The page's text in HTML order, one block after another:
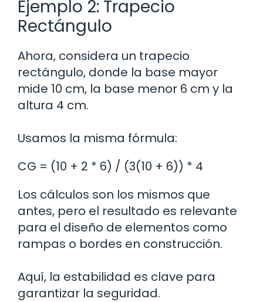
Ejemplo 2: Trapecio
Rectángulo
Ahora, considera un trapecio
rectángulo, donde la base mayor
mide 10 cm, la base menor 6 cm y la
altura 4 cm.
Usamos la misma fórmula:
CG = (10 + 2 * 6) / (3(10 + 6)) * 4
Los cálculos son los mismos que
antes, pero el resultado es relevante
para el diseño de elementos como
rampas o bordes en construcción.
Aquí, la estabilidad es clave para
garantizar la seguridad.